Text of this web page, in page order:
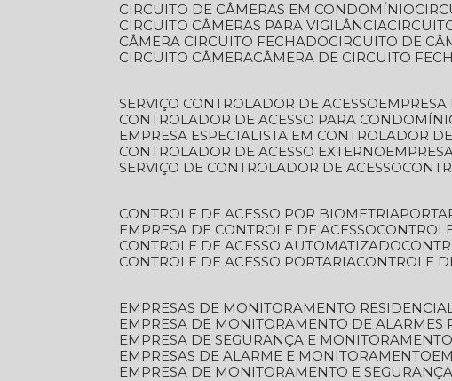
CIRCUITO DE CÂMERAS EM CONDOMÍNIO
CIRCUITO CÂMERAS PARA VIGILÂNCIA
CÂMERA CIRCUITO FECHADO
CIRCUITO DE
CIRCUITO CÂMERA
CÂMERA DE CIRCUITO
SERVIÇO CONTROLADOR DE ACESSO
CONTROLADOR DE ACESSO PARA
EMPRESA ESPECIALISTA EM CONTROLADOR
CONTROLADOR DE ACESSO EXTERNO
SERVIÇO DE CONTROLADOR DE ACESSO
CONTROLE DE ACESSO POR BIOMETRIA
EMPRESA DE CONTROLE DE ACESSO
CONTROLE DE ACESSO AUTOMATIZADO
CONTROLE DE ACESSO PORTARIA CONTROLE
EMPRESAS DE MONITORAMENTO
EMPRESA DE MONITORAMENTO DE ALARMES
EMPRESA DE SEGURANÇA E MONITORAMENTO
EMPRESAS DE ALARME E MONITORAMENTO
EMPRESA DE MONITORAMENTO E SEGURANÇA